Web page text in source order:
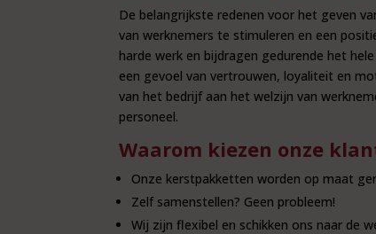
De belangrijkste redenen voor het geven
van werknemers te stimuleren en een
harde werk en bijdragen gedurende het
een gevoel van vertrouwen, loyaliteit en
van het bedrijf aan het welzijn van
personeel.
Waarom kiezen onze
Onze kerstpakketten worden op maat
Zelf samenstellen? Geen probleem!
Wij zijn flexibel en schikken ons naar de